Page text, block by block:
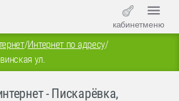
кабинетменю
/Интернет по адресу/
ул.
- Пискарёвка,